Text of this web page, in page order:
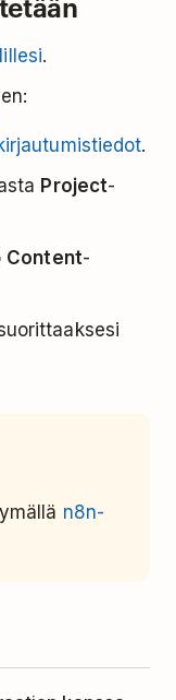
.
.
Project-
Content-
n8n-